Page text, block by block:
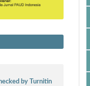
by Turnitin